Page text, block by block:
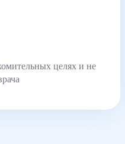
целях и не